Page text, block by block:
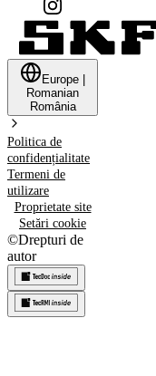
Europe
Romanian
România
Politica de
confidențialitate
Termeni de
utilizare
Proprietate site
Setări cookie
©Drepturi de
autor